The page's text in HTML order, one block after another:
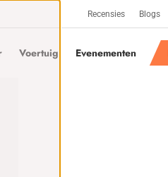
Recensies Blogs
Voertuig Evenementen